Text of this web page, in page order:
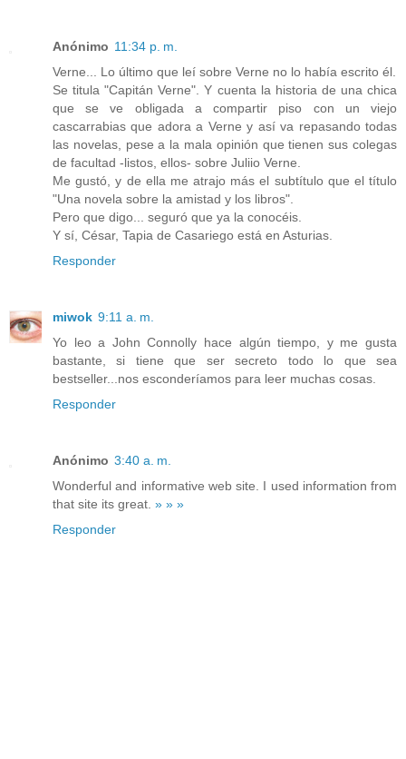
Anónimo 11:34 p. m.
Verne... Lo último que leí sobre Verne no lo había escrito él.
Se titula "Capitán Verne". Y cuenta la historia de una chica
que se ve obligada a compartir piso con un viejo
cascarrabias que adora a Verne y así va repasando todas
las novelas, pese a la mala opinión que tienen sus colegas
de facultad -listos, ellos- sobre Juliio Verne.
Me gustó, y de ella me atrajo más el subtítulo que el título
"Una novela sobre la amistad y los libros".
Pero que digo... seguró que ya la conocéis.
Y sí, César, Tapia de Casariego está en Asturias.
Responder
miwok 9:11 a. m.
Yo leo a John Connolly hace algún tiempo, y me gusta
bastante, si tiene que ser secreto todo lo que sea
bestseller...nos esconderíamos para leer muchas cosas.
Responder
Anónimo 3:40 a. m.
Wonderful and informative web site. I used information from
that site its great. » » »
Responder